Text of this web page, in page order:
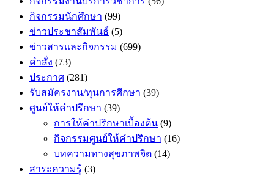
กิจกรรมนักศึกษา (99)
ข่าวประชาสัมพันธ์ (5)
ข่าวสารและกิจกรรม (699)
คำสั่ง (73)
ประกาศ (281)
รับสมัครงาน/ทุนการศึกษา (39)
ศูนย์ให้คำปรึกษา (39)
การให้คำปรึกษาเบื้องต้น (9)
กิจกรรมศูนย์ให้คำปรึกษา (16)
บทความทางสุขภาพจิต (14)
สาระความรู้ (3)